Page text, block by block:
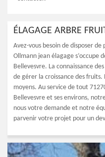
ÉLAGAGE ARBRE
Avez-vous besoin de disposer
Ollmann jean élagage s’occupe
Bellevesvre. La connaissance
de gérer la croissance des fruits.
moyens. Au service de tout
Bellevesvre et ses environs,
nous votre demande et notre
parvenir votre projet pour un